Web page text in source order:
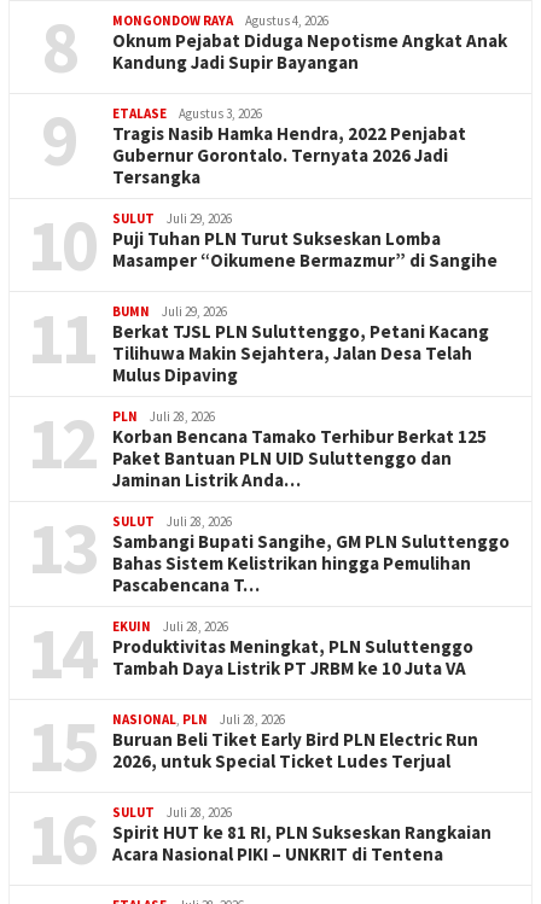
8 MONGONDOW RAYA Agustus 4, 2026
Oknum Pejabat Diduga Nepotisme Angkat Anak
Kandung Jadi Supir Bayangan
9 ETALASE Agustus 3, 2026
Tragis Nasib Hamka Hendra, 2022 Penjabat
Gubernur Gorontalo. Ternyata 2026 Jadi
Tersangka
10 SULUT Juli 29, 2026
Puji Tuhan PLN Turut Sukseskan Lomba
Masamper “Oikumene Bermazmur” di Sangihe
11 BUMN Juli 29, 2026
Berkat TJSL PLN Suluttenggo, Petani Kacang
Tilihuwa Makin Sejahtera, Jalan Desa Telah
Mulus Dipaving
12 PLN Juli 28, 2026
Korban Bencana Tamako Terhibur Berkat 125
Paket Bantuan PLN UID Suluttenggo dan
Jaminan Listrik Anda…
13 SULUT Juli 28, 2026
Sambangi Bupati Sangihe, GM PLN Suluttenggo
Bahas Sistem Kelistrikan hingga Pemulihan
Pascabencana T…
14 EKUIN Juli 28, 2026
Produktivitas Meningkat, PLN Suluttenggo
Tambah Daya Listrik PT JRBM ke 10 Juta VA
15 NASIONAL, PLN Juli 28, 2026
Buruan Beli Tiket Early Bird PLN Electric Run
2026, untuk Special Ticket Ludes Terjual
16 SULUT Juli 28, 2026
Spirit HUT ke 81 RI, PLN Sukseskan Rangkaian
Acara Nasional PIKI – UNKRIT di Tentena